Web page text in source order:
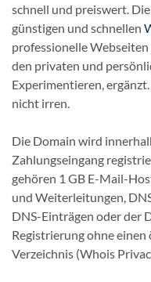
schnell und preiswert.
günstigen und schnellen
professionelle Webseiten
den privaten und
Experimentieren,
nicht irren.
Die Domain wird
Zahlungseingang
gehören 1 GB E-Mail-
und Weiterleitungen,
DNS-Einträgen oder der
Registrierung ohne
Verzeichnis (Whois